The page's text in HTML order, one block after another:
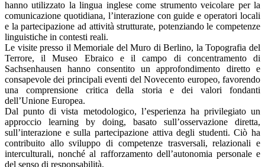
hanno utilizzato la lingua inglese come strumento veicolare per la
comunicazione quotidiana, l’interazione con guide e operatori locali
e la partecipazione ad attività strutturate, potenziando le competenze
linguistiche in contesti reali.
Le visite presso il Memoriale del Muro di Berlino, la Topografia del
Terrore, il Museo Ebraico e il campo di concentramento di
Sachsenhausen hanno consentito un approfondimento diretto e
consapevole dei principali eventi del Novecento europeo, favorendo
una comprensione critica della storia e dei valori fondanti
dell’Unione Europea.
Dal punto di vista metodologico, l’esperienza ha privilegiato un
approccio learning by doing, basato sull’osservazione diretta,
sull’interazione e sulla partecipazione attiva degli studenti. Ciò ha
contribuito allo sviluppo di competenze trasversali, relazionali e
interculturali, nonché al rafforzamento dell’autonomia personale e
del senso di responsabilità.